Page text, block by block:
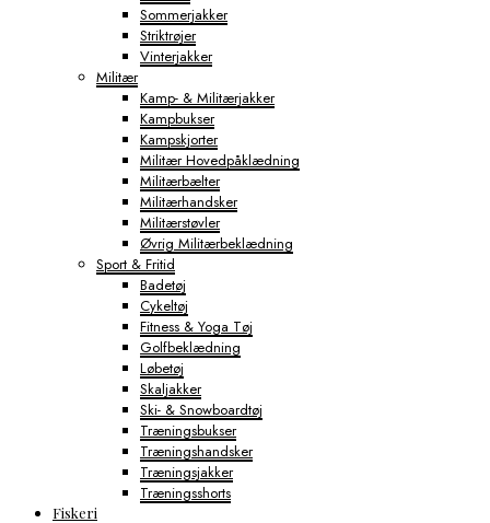
Sommerjakker
Striktrøjer
Vinterjakker
Militær
Kamp- & Militærjakker
Kampbukser
Kampskjorter
Militær Hovedpåklædning
Militærbælter
Militærhandsker
Militærstøvler
Øvrig Militærbeklædning
Sport & Fritid
Badetøj
Cykeltøj
Fitness & Yoga Tøj
Golfbeklædning
Løbetøj
Skaljakker
Ski- & Snowboardtøj
Træningsbukser
Træningshandsker
Træningsjakker
Træningsshorts
Fiskeri